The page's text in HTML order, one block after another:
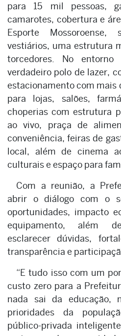
para 15 mil pessoas,
camarotes, cobertura e
Esporte Mossoroense,
vestiários, uma estrutura
torcedores. No
verdadeiro polo de lazer,
estacionamento com mais
para lojas, salões,
choperias com estrutura
ao vivo, praça de
conveniência, feiras de
local, além de cinema
culturais e espaço para
Com a reunião, a
abrir o diálogo com o
oportunidades, impacto
equipamento, além
esclarecer dúvidas,
transparência e
“E tudo isso com um
custo zero para a
nada sai da educação,
prioridades da
público-privada